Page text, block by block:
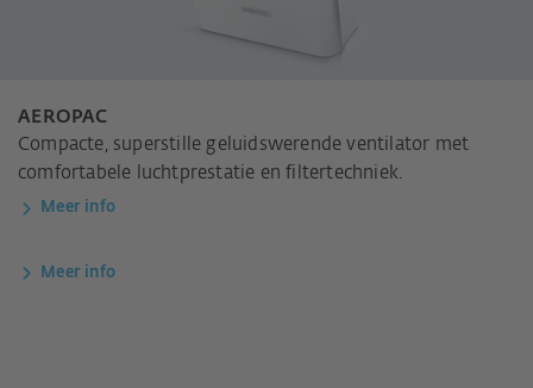
AEROPAC
Compacte, superstille geluidswerende ventilator met
comfortabele luchtprestatie en filtertechniek.
Meer info
Meer info